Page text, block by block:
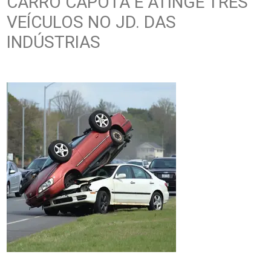
VEÍCULOS NO JD. DAS
INDÚSTRIAS